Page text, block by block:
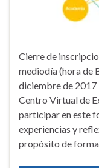
Cierre de
mediodía (hora de
diciembre de 2017
Centro Virtual de
participar en este
experiencias y
propósito de